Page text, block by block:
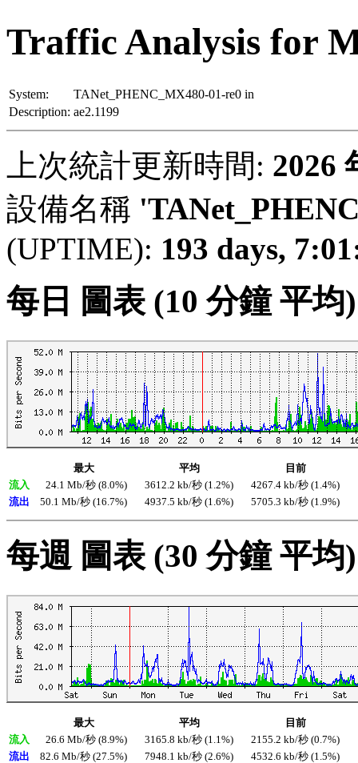
Traffic Analysis for
System:
TANet_PHENC_MX480-01-re0 in
Description: ae2.1199
上次統計更新時間: 2026
設備名稱
(UPTIME): 193 days,
每日 圖表 (10 分鐘 平均)
最大 平均
目前
流入
24.1 Mb/秒 (8.0%) 3612.2 kb/秒 (1.2%)
4267.4 kb/秒 (1.4%)
流出
50.1 Mb/秒 (16.7%) 4937.5 kb/秒 (1.6%) 5705.3 kb/秒 (1.9%)
每週 圖表 (30 分鐘 平均)
最大 平均
目前
流入
26.6 Mb/秒 (8.9%) 3165.8 kb/秒 (1.1%)
2155.2 kb/秒 (0.7%)
流出
82.6 Mb/秒 (27.5%) 7948.1 kb/秒 (2.6%) 4532.6 kb/秒 (1.5%)